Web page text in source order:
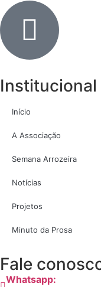
Institucional
Início
A Associação
Semana Arrozeira
Notícias
Projetos
Minuto da Prosa
Fale
Whatsapp: